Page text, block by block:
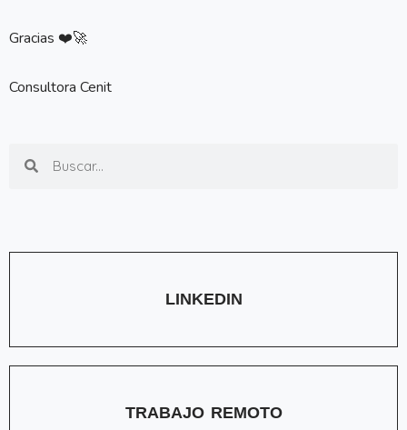
Gracias ❤️🚀
Consultora Cenit
LINKEDIN
TRABAJO REMOTO